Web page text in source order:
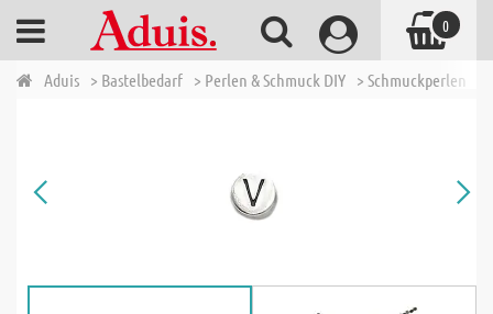
Aduis > Bastelbedarf > Perlen & Schmuck DIY > Schmuckperlen
0